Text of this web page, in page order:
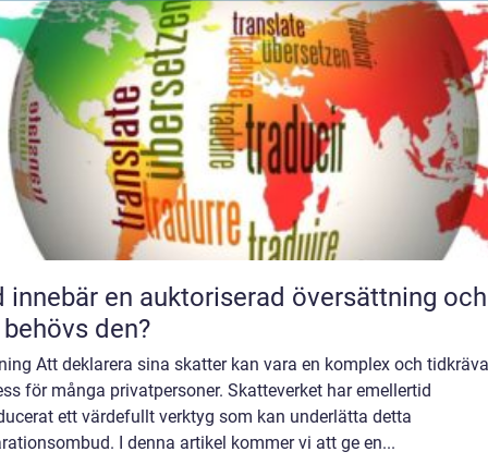
innebär en auktoriserad översättning och
den?
Att deklarera sina skatter kan vara en komplex och
för många privatpersoner. Skatteverket har emellertid
ett värdefullt verktyg som kan underlätta detta
I denna artikel kommer vi att ge en...